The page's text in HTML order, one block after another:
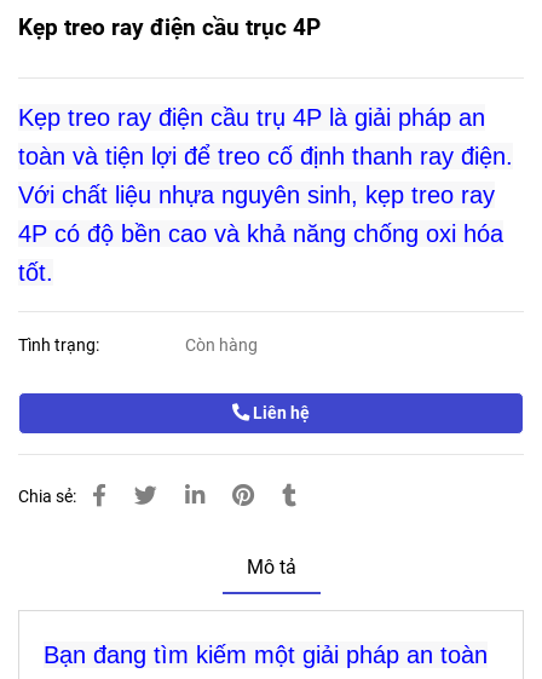
Kẹp treo ray điện cầu trục 4P
Kẹp treo ray điện cầu trụ 4P là giải pháp an
toàn và tiện lợi để treo cố định thanh ray điện.
Với chất liệu nhựa nguyên sinh, kẹp treo ray
4P có độ bền cao và khả năng chống oxi hóa
tốt.
Tình trạng: Còn hàng
Liên hệ
Chia sẻ:
Mô tả
Bạn đang tìm kiếm một giải pháp an toàn